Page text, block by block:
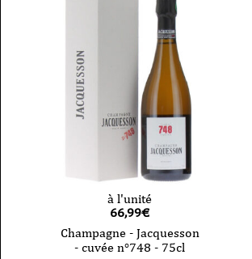
à l'unité
66,99€
Champagne - Jacquesson
- cuvée n°748 - 75cl